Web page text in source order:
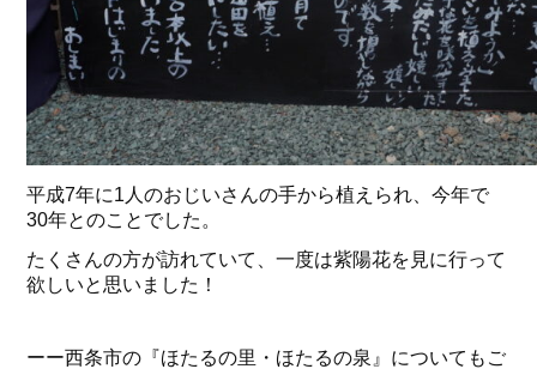
平成7年に1人のおじいさんの手から植えられ、今年で
30年とのことでした。
たくさんの方が訪れていて、一度は紫陽花を見に行って
欲しいと思いました！
ーー西条市の『ほたるの里・ほたるの泉』についてもご